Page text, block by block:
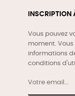
INSCRIPTION
Vous pouvez
moment.
informations
conditions